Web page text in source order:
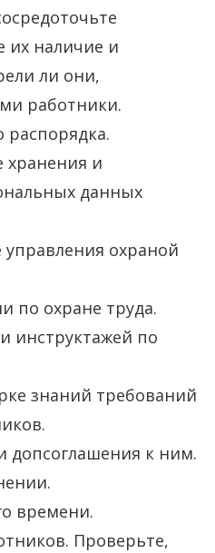
их наличие и
ли они,
работники.
распорядка.
хранения и
данных
охраной
по охране труда.
инструктажей по
знаний требований
допсоглашения к ним.
времени.
Проверьте,